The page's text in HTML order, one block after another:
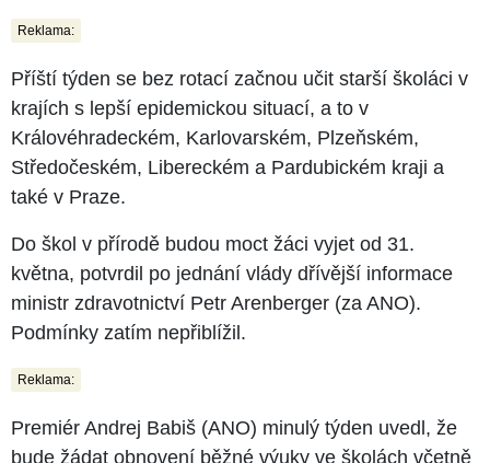
Reklama:
Příští týden se bez rotací začnou učit starší školáci v
krajích s lepší epidemickou situací, a to v
Královéhradeckém, Karlovarském, Plzeňském,
Středočeském, Libereckém a Pardubickém kraji a
také v Praze.
Do škol v přírodě budou moct žáci vyjet od 31.
května, potvrdil po jednání vlády dřívější informace
ministr zdravotnictví Petr Arenberger (za ANO).
Podmínky zatím nepřiblížil.
Reklama:
Premiér Andrej Babiš (ANO) minulý týden uvedl, že
bude žádat obnovení běžné výuky ve školách včetně